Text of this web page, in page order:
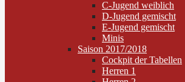
C-Jugend weiblich
D-Jugend gemischt
E-Jugend gemischt
Minis
Saison 2017/2018
Cockpit der Tabellen
Herren 1